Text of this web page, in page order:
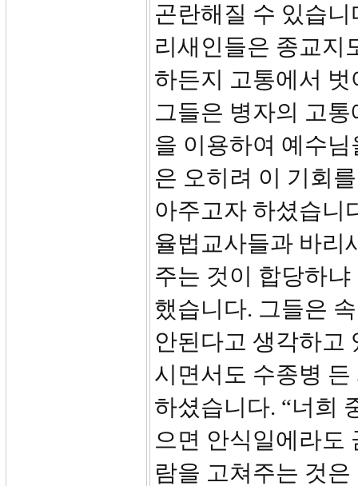
곤란해질 수 있습
리새인들은 종교지
하든지 고통에서
그들은 병자의 고
을 이용하여 예수
은 오히려 이 기회
아주고자 하셨습니
율법교사들과 바리
주는 것이 합당하
했습니다. 그들은
안된다고 생각하고
시면서도 수종병
하셨습니다. “너희
으면 안식일에라도
람을 고쳐주는 것